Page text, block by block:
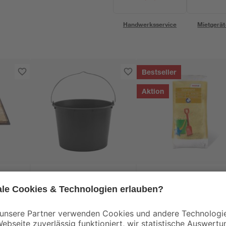
Handwerksservice
x
Baueimer 12 l
1,69€
Bestseller
Aktion
Spielsand beige 0-2
2,99€ 3,29 €